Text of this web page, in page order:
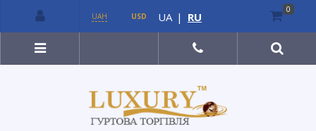
UAH USD UA | RU
0